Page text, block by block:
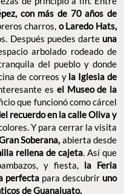
famosa por su paleta de
lo sabes: entre sombreros,
del Sombrero es la excusa
pueblos más curiosos y